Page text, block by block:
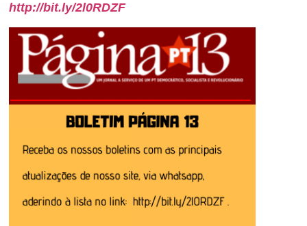
http://bit.ly/2l0RDZF